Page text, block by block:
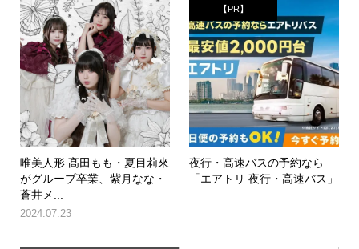
唯美人形 髙田もも・夏目莉來
がグループ卒業、紫月なな・
蒼井メ...
2024.07.23
【PR】
夜行・高速バスの予約なら
「エアトリ 夜行・高速バス」